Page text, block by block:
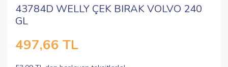
43784D WELLY ÇEK BIRAK VOLVO 240
GL
497,66 TL